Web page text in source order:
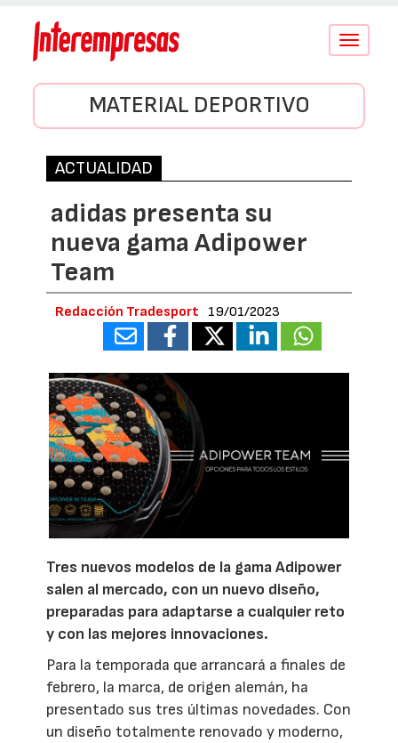
Conmutar
MATERIAL DEPORTIVO
ACTUALIDAD
adidas presenta su
nueva gama Adipower
Team
Redacción Tradesport 19/01/2023
Tres nuevos modelos de la gama Adipower
salen al mercado, con un nuevo diseño,
preparadas para adaptarse a cualquier reto
y con las mejores innovaciones.
Para la temporada que arrancará a finales de
febrero, la marca, de origen alemán, ha
presentado sus tres últimas novedades. Con
un diseño totalmente renovado y moderno,